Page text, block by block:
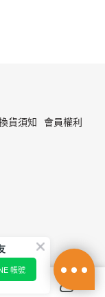
貨須知
會員權利
帳號